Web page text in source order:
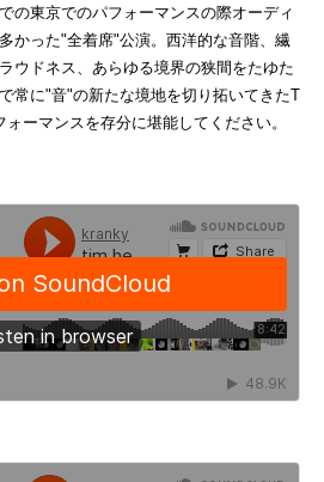
の東京でのパフォーマンスの際オーディ
かった"全着席"公演。西洋的な音階、繊
ウドネス、あらゆる境界の狭間をたゆた
常に"音"の新たな境地を切り拓いてきたT
ーマンスを存分に堪能してください。